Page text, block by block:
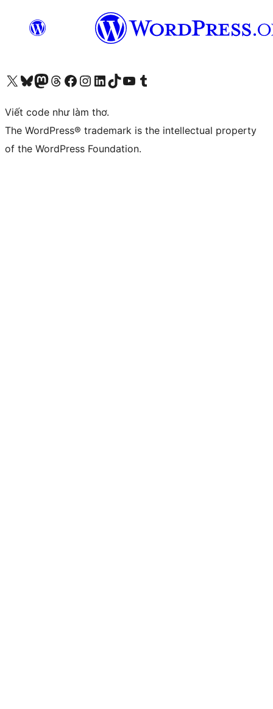
Truy cập tài khoản X (trước đây là Twitter) của chúng tôiVisit our Bluesky account
Visit our Mastodon account
Visit our Threads account
Xem trang Facebook của chúng tôiTruy cập tài khoản Instagram của chúng tôiTruy cập tài khoản LinkedIn của chúng tôiVisit our TikTok account
Truy cập kênh YouTube của chúng tôi Visit our Tumblr account
Viết code như làm thơ.
The WordPress® trademark is the intellectual property
of the WordPress Foundation.